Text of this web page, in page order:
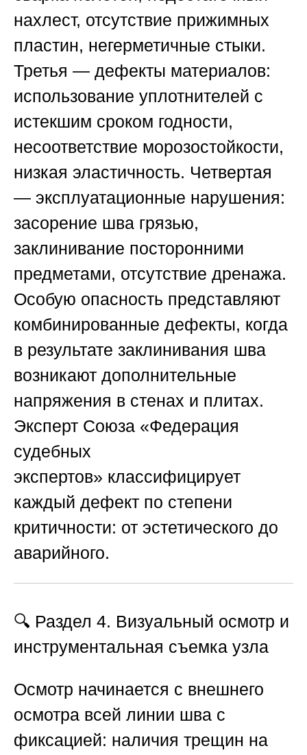
нахлест, отсутствие прижимных
пластин, негерметичные стыки.
Третья — дефекты материалов:
использование уплотнителей с
истекшим сроком годности,
несоответствие морозостойкости,
низкая эластичность. Четвертая
— эксплуатационные нарушения:
засорение шва грязью,
заклинивание посторонними
предметами, отсутствие дренажа.
Особую опасность представляют
комбинированные дефекты, когда
в результате заклинивания шва
возникают дополнительные
напряжения в стенах и плитах.
Эксперт Союза «Федерация
судебных
экспертов» классифицирует
каждый дефект по степени
критичности: от эстетического до
аварийного.
🔍 Раздел 4. Визуальный осмотр и
инструментальная съемка узла
Осмотр начинается с внешнего
осмотра всей линии шва с
фиксацией: наличия трещин на